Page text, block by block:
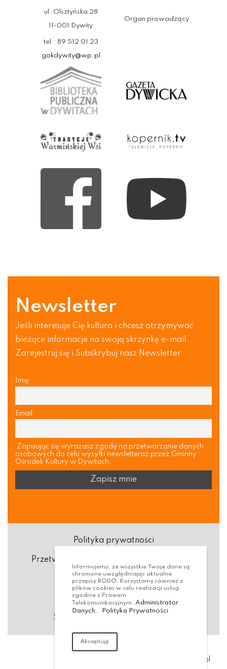
ul. Olsztyńska 28
11-001 Dywity
tel.: 89 512 01 23
gokdywity@wp.pl
Organ prowadzący
Newsletter
Jeśli interesuje Cię kultura i chcesz otrzymywać
bieżące informacje na swoją skrzynkę e-mail.
Zarejestruj się i Subskrybuj nasz Newsletter
Imię
Email
Zapisując się wyrażasz zgodę na przetwarzanie danych
osobowych do celu wysyłki newsletteraz przez Gminny
Ośrodek Kultury w Dywitach.
Polityka prywatności
Przetwarzanie danych osobowych (RODO)
Deklaracja dostępności
Dostępność Architektoniczna
Standardy ochrony małoletnich
virtualmedia.pl
Informujemy, że wszystkie Twoje dane są
chronione uwzględniając aktualne
przepisy RODO. Korzystamy również z
plików cookies w celu realizacji usług
zgodnie z Prawem
Telekomunikacyjnym. Administrator
Danych , Polityka Prywatności .
Akceptuję